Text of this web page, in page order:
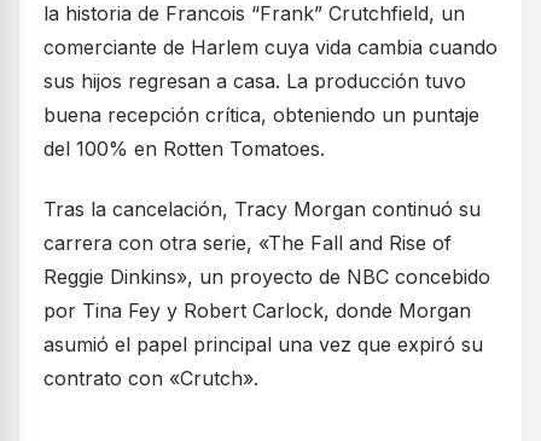
la historia de Francois “Frank” Crutchfield, un
comerciante de Harlem cuya vida cambia cuando
sus hijos regresan a casa. La producción tuvo
buena recepción crítica, obteniendo un puntaje
del 100% en Rotten Tomatoes.
Tras la cancelación, Tracy Morgan continuó su
carrera con otra serie, «The Fall and Rise of
Reggie Dinkins», un proyecto de NBC concebido
por Tina Fey y Robert Carlock, donde Morgan
asumió el papel principal una vez que expiró su
contrato con «Crutch».